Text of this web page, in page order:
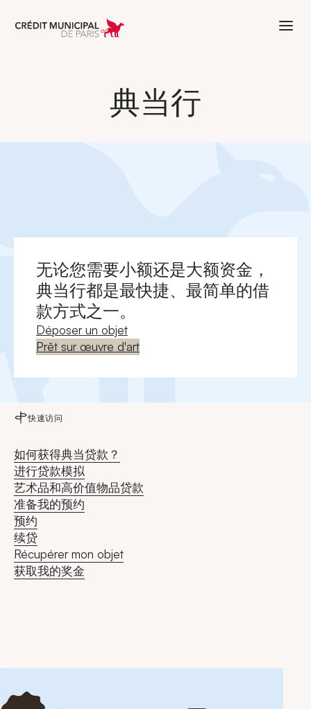
Aller à l'accueil de Crédit Municipal
典当行
无论您需要小额还是大额资金，
典当行都是最快捷、最简单的借
款方式之一。
Déposer un objet
Prêt sur œuvre d'art
快速访问
如何获得典当贷款？
进行贷款模拟
艺术品和高价值物品贷款
准备我的预约
预约
续贷
Récupérer mon objet
获取我的奖金